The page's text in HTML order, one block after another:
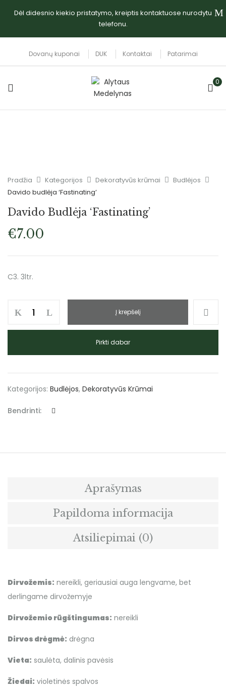
Dėl didesnio kiekio pristatymo, kreiptis kontaktuose nurodytu
telefonu.
Dovanų kuponai DUK Kontaktai Patarimai
0
Pradžia Kategorijos Dekoratyvūs krūmai
Budlėjos
Davido budlėja ‘Fastinating’
Davido Budlėja ‘Fastinating’
€7.00
C3. 3ltr.
Į krepšelį
Pirkti dabar
Kategorijos: Budlėjos, Dekoratyvūs Krūmai
Bendrinti:
Aprašymas
Papildoma informacija
Atsiliepimai (0)
Dirvožemis: nereikli, geriausiai auga lengvame, bet
derlingame dirvožemyje
Dirvožemio rūgštingumas: nereikli
Dirvos drėgmė: drėgna
Vieta: saulėta, dalinis pavėsis
Žiedai: violetinės spalvos